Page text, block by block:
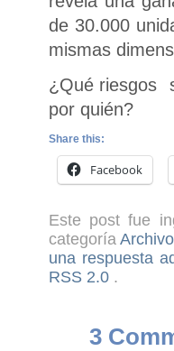
de 30.000
mismas
¿Qué riesgos
por quién?
Share this:
Facebook
Este post fue
categoría
una respuesta
RSS 2.0.
3